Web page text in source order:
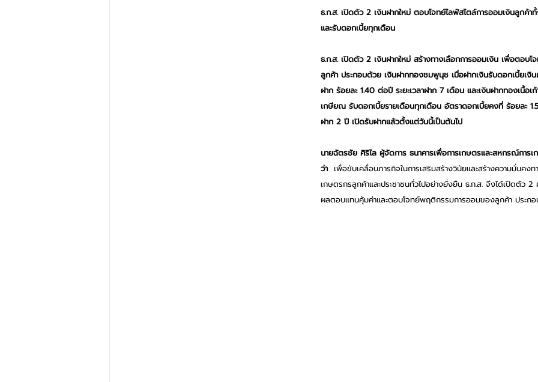
ธ.ก.ส. เปิดตัว 2 เงินฝากใหม่ ตอบโจทย์ไลฟ์สไตล์การออมเงินลูกค้
และรับดอกเบี้ยทุกเดือน
ธ.ก.ส. เปิดตัว 2 เงินฝากใหม่ สร้างทางเลือกการออมเงิน เพื่อตอบโ
ลูกค้า ประกอบด้วย เงินฝากทองชมพูนุช เมื่อฝากเงินรับดอกเบี้ยเงิ
ฝาก ร้อยละ 1.40 ต่อปี ระยะเวลาฝาก 7 เดือน และเงินฝากทองเนื้อเ
เกษียณ รับดอกเบี้ยรายเดือนทุกเดือน อัตราดอกเบี้ยคงที่ ร้อยละ
ฝาก 2 ปี เปิดรับฝากแล้วตั้งแต่วันนี้เป็นต้นไป
นายฉัตรชัย ศิริไล ผู้จัดการ ธนาคารเพื่อการเกษตรและสหกรณ์การเ
ว่า เพื่อขับเคลื่อนภารกิจในการเสริมสร้างวินัยและสร้างความมั่นคงท
เกษตรกรลูกค้าและประชาชนทั่วไปอย่างยั่งยืน ธ.ก.ส. จึงได้เปิดตัว
ผลตอบแทนคุ้มค่าและตอบโจทย์พฤติกรรมการออมของลูกค้า ประก